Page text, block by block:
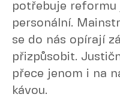
potřebuje reformu
personální.
se do nás opírají
přizpůsobit.
přece jenom i na
kávou.